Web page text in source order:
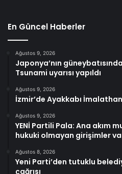
En Güncel Haberler
Ağustos 9, 2026
Japonya’nın
Tsunami uyarısı yapıldı
Ağustos 9, 2026
İzmir’de Ayakkabı
Ağustos 9, 2026
YENİ Partili Pala: Ana akım
hukuki olmayan girişimler
Ağustos 8, 2026
Yeni Parti’den tutuklu
çağrısı